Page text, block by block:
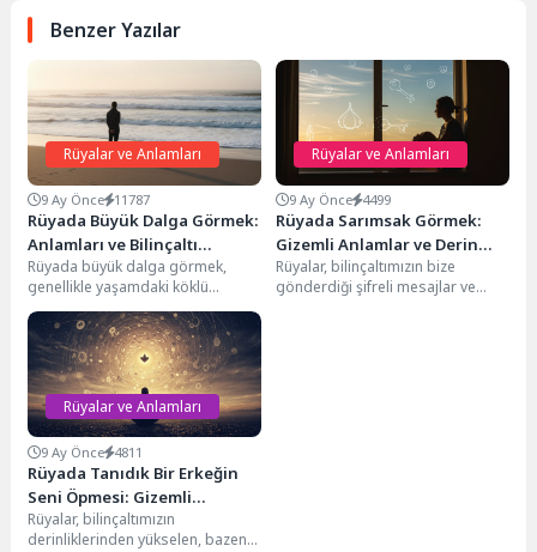
Benzer Yazılar
Rüyalar ve Anlamları
9 Ay Önce 11787
Rüyada Büyük Dalga Görmek:
Anlamları ve Bilinçaltı
Mesajları
Rüyada büyük dalga görmek,
genellikle yaşamdaki köklü
değişimleri ve güçlü duygusal
deneyimleri işaret eder. Bu...
Rüyalar ve Anlamları
9 Ay Önce 4499
Rüyada Sarımsak Görmek:
Gizemli Anlamlar ve Derin
Yorumlar
Rüyalar, bilinçaltımızın bize
gönderdiği şifreli mesajlar ve
Rüyalar ve Anlamları
9 Ay Önce 4811
Rüyada Tanıdık Bir Erkeğin
Seni Öpmesi: Gizemli
Mesajlar
Rüyalar, bilinçaltımızın
derinliklerinden yükselen, bazen